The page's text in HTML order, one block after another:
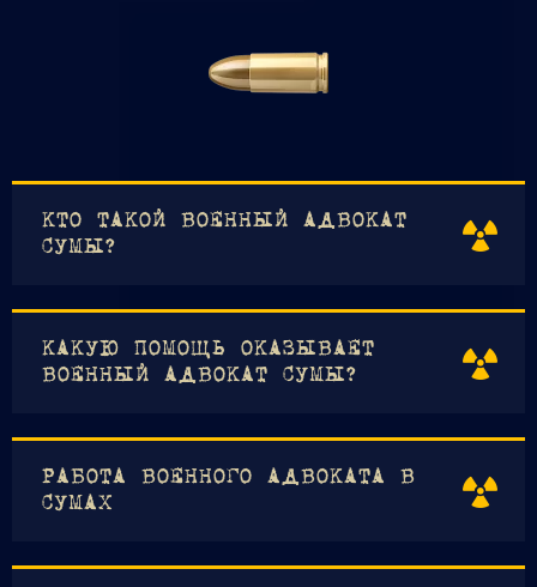
КТО ТАКОЙ ВОЕННЫЙ АДВОКАТ
СУМЫ?
КАКУЮ ПОМОЩЬ ОКАЗЫВАЕТ
ВОЕННЫЙ АДВОКАТ СУМЫ?
РАБОТА ВОЕННОГО АДВОКАТА В
СУМАХ